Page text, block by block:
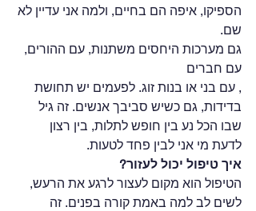
הספיקו, איפה הם בחיים, ולמה אני עדיין לא
שם.
גם מערכות היחסים משתנות, עם ההורים,
עם חברים
, עם בני או בנות זוג. לפעמים יש תחושת
בדידות, גם כשיש סביבך אנשים. זה גיל
שבו הכל נע בין חופש לתלות, בין רצון
לדעת מי אני לבין פחד לטעות.
איך טיפול יכול לעזור?
הטיפול הוא מקום לעצור לרגע את הרעש,
לשים לב למה באמת קורה בפנים. זה